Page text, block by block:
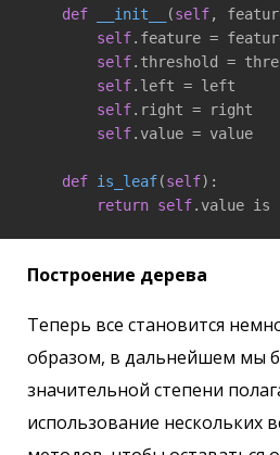
def
__init__ (self,
self.feature =
self.threshold =
self.left = left
self.right = right
self.value = value
def is_leaf(self) :
return self.value is
Построение дерева
Теперь все становится
образом, в дальнейшем мы
значительной степени
использование нескольких